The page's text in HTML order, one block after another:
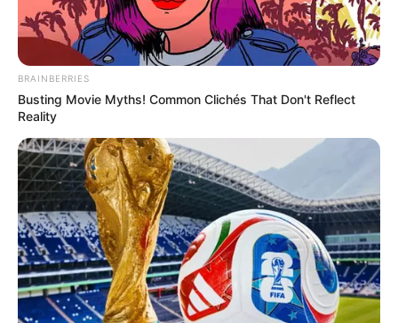
BRAINBERRIES
Busting Movie Myths! Common Clichés That Don't Reflect
Reality